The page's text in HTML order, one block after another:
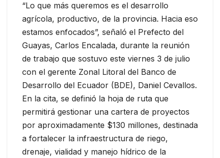
“Lo que más queremos es el desarrollo
agrícola, productivo, de la provincia. Hacia eso
estamos enfocados”, señaló el Prefecto del
Guayas, Carlos Encalada, durante la reunión
de trabajo que sostuvo este viernes 3 de julio
con el gerente Zonal Litoral del Banco de
Desarrollo del Ecuador (BDE), Daniel Cevallos.
En la cita, se definió la hoja de ruta que
permitirá gestionar una cartera de proyectos
por aproximadamente $130 millones, destinada
a fortalecer la infraestructura de riego,
drenaje, vialidad y manejo hídrico de la